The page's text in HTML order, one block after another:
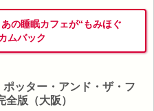
の睡眠カフェが“もみほぐ
ムバック
ポッター・アンド・ザ・フ
版（大阪）